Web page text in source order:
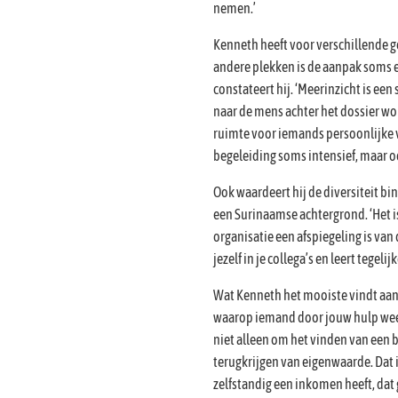
nemen.’
Kenneth heeft voor verschillende
andere plekken is de aanpak soms
constateert hij. ‘Meerinzicht is
naar de mens achter het dossier
ruimte voor iemands persoonlijke
begeleiding soms intensief, maar
Ook waardeert hij de diversiteit
een Surinaamse achtergrond. ‘Het
organisatie een afspiegeling is van
jezelf in je collega’s en leert
Wat Kenneth het mooiste vindt
waarop iemand door jouw hulp
niet alleen om het vinden van een
terugkrijgen van eigenwaarde.
zelfstandig een inkomen heeft, dat